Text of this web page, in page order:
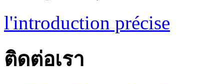
l'introduction précise
ติดต่อเรา